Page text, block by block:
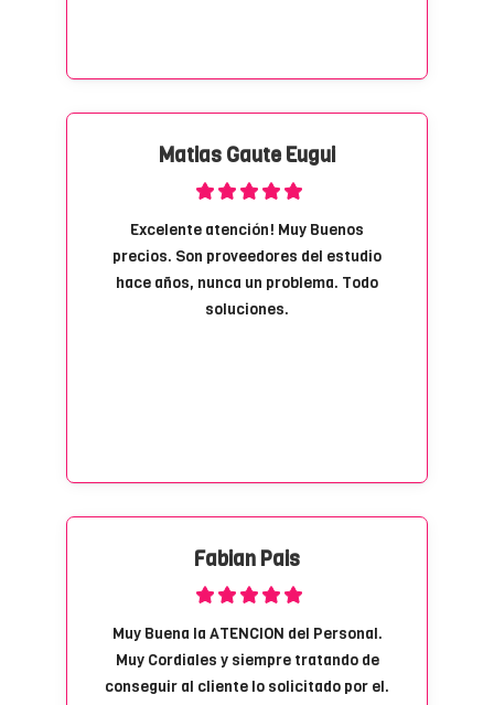
Matias Gaute Eugui
Excelente atención! Muy Buenos
precios. Son proveedores del estudio
hace años, nunca un problema. Todo
soluciones.
Fabian Pais
Muy Buena la ATENCION del Personal.
Muy Cordiales y siempre tratando de
conseguir al cliente lo solicitado por el.